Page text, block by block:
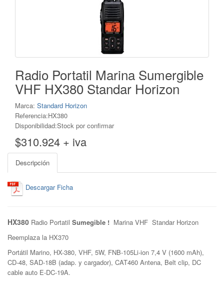
Radio Portatil Marina Sumergible
VHF HX380 Standar Horizon
Marca: Standard Horizon
Referencia:HX380
Disponibilidad:Stock por confirmar
$310.924 + iva
Descripción
Descargar Ficha
HX380 Radio Portatil Sumegible ! Marina VHF Standar Horizon
Reemplaza la HX370
Portátil Marino, HX-380, VHF, 5W, FNB-105Li-ion 7,4 V (1600 mAh),
CD-48, SAD-18B (adap. y cargador), CAT460 Antena, Belt clip, DC
cable auto E-DC-19A.